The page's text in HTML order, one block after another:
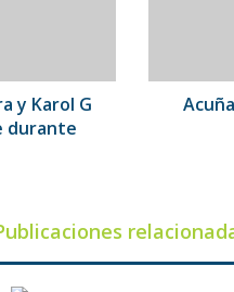
y Karol G
durante
de